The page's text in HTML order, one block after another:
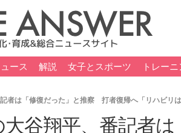
ース 解説 女子とスポーツ トレー
者は「修復だった」と推察 打者復帰へ「リハビリは
谷翔平、番記者